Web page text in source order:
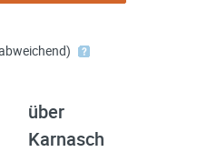
über
Karnasch